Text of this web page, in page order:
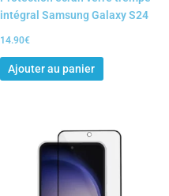
intégral Samsung Galaxy S24
14.90€
Ajouter au panier